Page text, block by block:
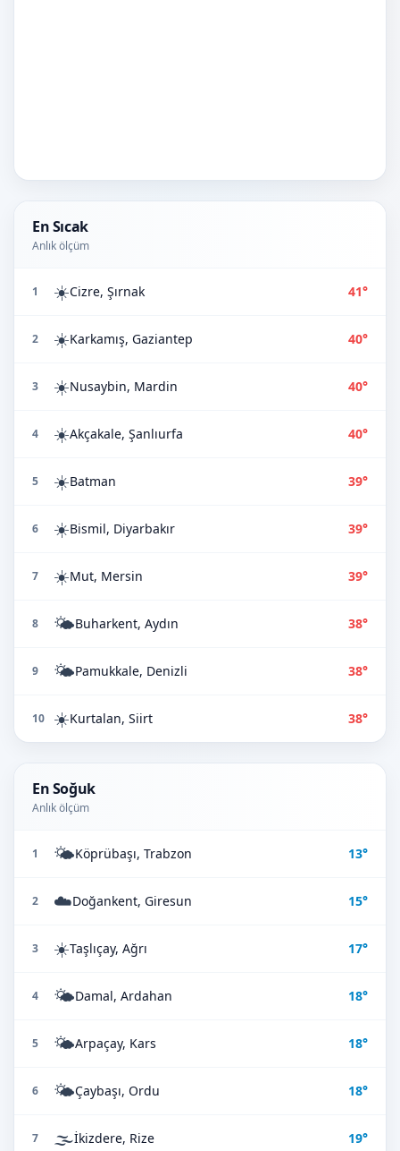
En Sıcak
Anlık ölçüm
1 ☀️Cizre, Şırnak 41°
2 ☀️Karkamış, Gaziantep 40°
3 ☀️Nusaybin, Mardin 40°
4 ☀️Akçakale, Şanlıurfa 40°
5 ☀️Batman 39°
6 ☀️Bismil, Diyarbakır 39°
7 ☀️Mut, Mersin 39°
8 🌤️Buharkent, Aydın 38°
9 🌤️Pamukkale, Denizli 38°
10 ☀️Kurtalan, Siirt 38°
En Soğuk
Anlık ölçüm
1 🌤️Köprübaşı, Trabzon 13°
2 ☁️Doğankent, Giresun 15°
3 ☀️Taşlıçay, Ağrı 17°
4 🌤️Damal, Ardahan 18°
5 🌤️Arpaçay, Kars 18°
6 🌤️Çaybaşı, Ordu 18°
7 🌫️İkizdere, Rize 19°